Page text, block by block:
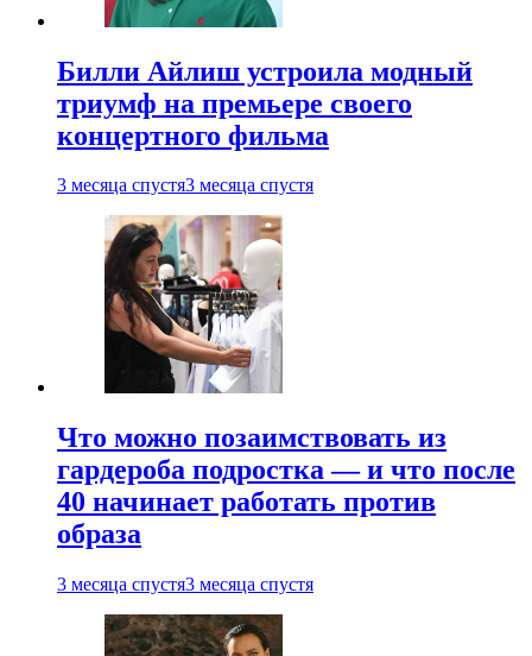
Билли Айлиш устроила модный
триумф на премьере своего
концертного фильма
3 месяца спустя3 месяца спустя
Что можно позаимствовать из
гардероба подростка — и что после
40 начинает работать против
образа
3 месяца спустя3 месяца спустя